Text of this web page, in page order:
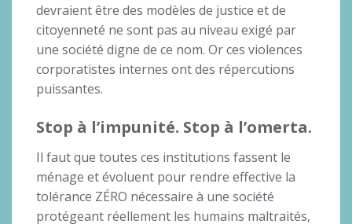
devraient être des modèles de justice et de
citoyenneté ne sont pas au niveau exigé par
une société digne de ce nom. Or ces violences
corporatistes internes ont des répercutions
puissantes.
Stop à l’impunité. Stop à l’omerta.
Il faut que toutes ces institutions fassent le
ménage et évoluent pour rendre effective la
tolérance ZÉRO nécessaire à une société
protégeant réellement les humains maltraités,